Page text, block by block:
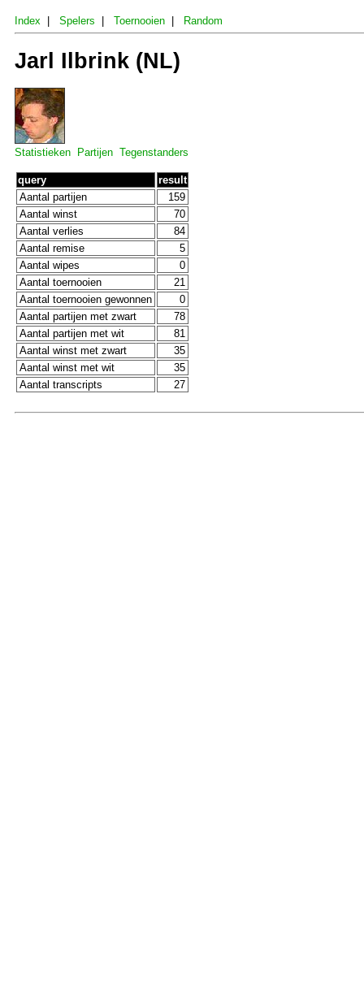
Index Spelers Toernooien Random
Jarl Ilbrink (NL)
Statistieken Partijen Tegenstanders
query
result
Aantal partijen
159
Aantal winst
70
Aantal verlies
84
Aantal remise
5
Aantal wipes
0
Aantal toernooien
21
Aantal toernooien gewonnen
0
Aantal partijen met zwart
78
Aantal partijen met wit
81
Aantal winst met zwart
35
Aantal winst met wit
35
Aantal transcripts
27